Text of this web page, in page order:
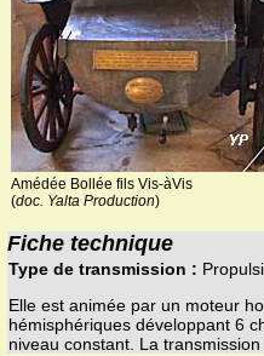
Amédée Bollée fils Vis-àVis
(doc. Yalta Production)
Fiche technique
Type de transmission :
Elle est animée par un moteur
hémisphériques développant 6
niveau constant. La